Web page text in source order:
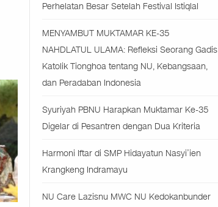
Perhelatan Besar Setelah Festival Istiqlal
MENYAMBUT MUKTAMAR KE-35
NAHDLATUL ULAMA: Refleksi Seorang Gadis
Katolik Tionghoa tentang NU, Kebangsaan,
dan Peradaban Indonesia
Syuriyah PBNU Harapkan Muktamar Ke-35
Digelar di Pesantren dengan Dua Kriteria
Harmoni Iftar di SMP Hidayatun Nasyi’ien
Krangkeng Indramayu
NU Care Lazisnu MWC NU Kedokanbunder